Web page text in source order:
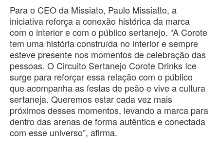
Para o CEO da Missiato, Paulo Missiatto, a
iniciativa reforça a conexão histórica da marca
com o interior e com o público sertanejo. “A Corote
tem uma história construída no interior e sempre
esteve presente nos momentos de celebração das
pessoas. O Circuito Sertanejo Corote Drinks Ice
surge para reforçar essa relação com o público
que acompanha as festas de peão e vive a cultura
sertaneja. Queremos estar cada vez mais
próximos desses momentos, levando a marca para
dentro das arenas de forma autêntica e conectada
com esse universo”, afirma.